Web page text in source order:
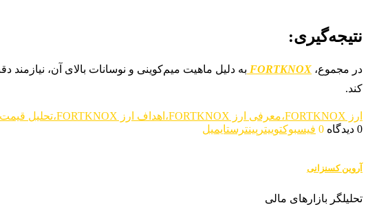
نتیجه‌گیری:
در مجموع، FORTKNOX به دلیل ماهیت میم‌کوینی و نوسانات بالای آن،
کند.
ارز FORTKNOX،معرفی ارز FORTKNOX،اهداف ارز FORTKNOX،تحلیل قیمت ارز FORTKNOX،معرفی ارز های دیجیتال،تحلیل ارز ها یدیجیتال
0 دیدگاه
0 فیسبوکتوییتر پینترستایمیل
آروین کسنزانی
تحلیلگر بازارهای مالی